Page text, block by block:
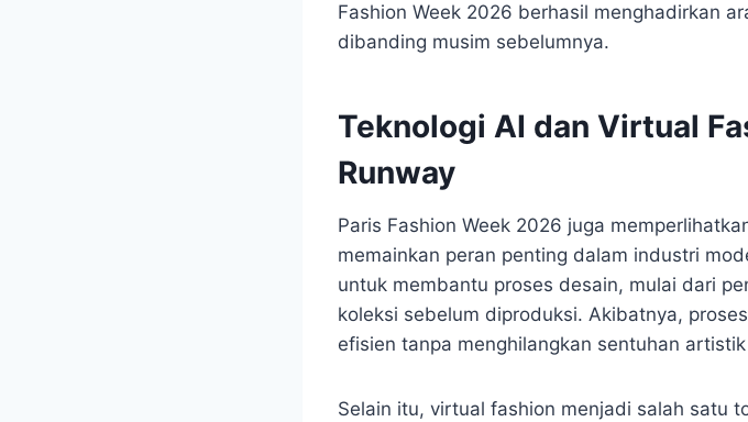
Fashion Week 2026 berhasil menghadirkan
dibanding musim sebelumnya.
Teknologi AI dan Virtual
Runway
Paris Fashion Week 2026 juga
memainkan peran penting dalam industri
untuk membantu proses desain, mulai dari
koleksi sebelum diproduksi. Akibatnya,
efisien tanpa menghilangkan sentuhan
Selain itu, virtual fashion menjadi salah satu